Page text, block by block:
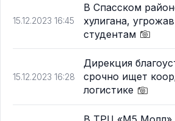
15.12.2023 16:45
В Спасском
хулигана,
студентам
15.12.2023 16:28
Дирекция
срочно ищет
логистике